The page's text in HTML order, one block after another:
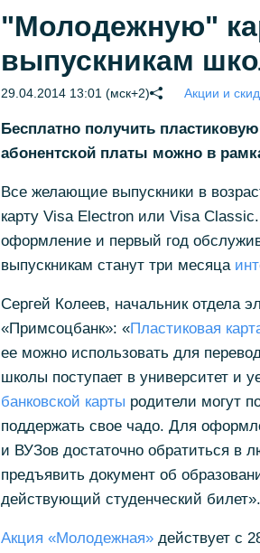
"Молодежную"
выпускникам
29.04.2014 13:01 (мск+2) Акции и
Бесплатно получить
абонентской платы можно в
Все желающие выпускники в
карту Visa Electron или Visa
оформление и первый год
выпускникам станут три месяца
Сергей Колеев, начальник отдела
«Примсоцбанк»: «Пластиковая
ее можно использовать для
школы поступает в университет и
банковской карты родители могут
поддержать свое чадо. Для
и ВУЗов достаточно обратиться в
предъявить документ об
действующий студенческий билет».
Акция «Молодежная» действует с